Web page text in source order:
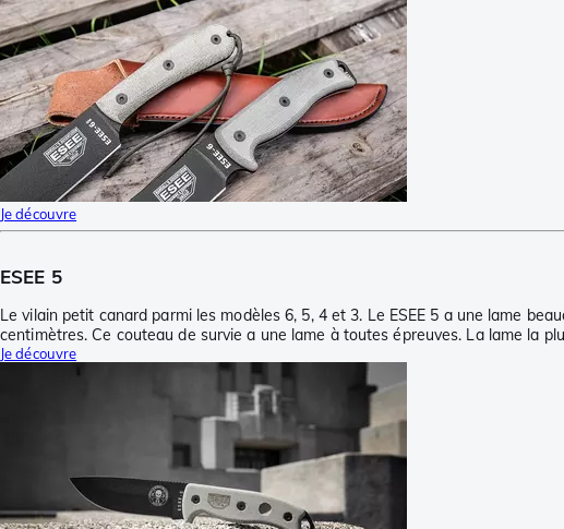
Je découvre
ESEE 5
Le vilain petit canard parmi les modèles 6, 5, 4 et 3. Le ESEE 5 a une lame
centimètres. Ce couteau de survie a une lame à toutes épreuves. La lame la
Je découvre